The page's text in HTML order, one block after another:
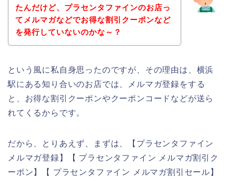
たんだけど、プラセンタファインのお店っ
てメルマガなどでお得な割引クーポンなど
を発行していないのかな～？
という風に私自身思ったのですが、その理由は、横浜
駅にある知り合いのお店では、メルマガ登録をする
と、お得な割引クーポンやクーポンコードなどが送ら
れてくるからです。
だから、とりあえず、まずは、【プラセンタファイン
メルマガ登録】【 プラセンタファイン メルマガ割引ク
ーポン】【 プラセンタファイン メルマガ割引セール】